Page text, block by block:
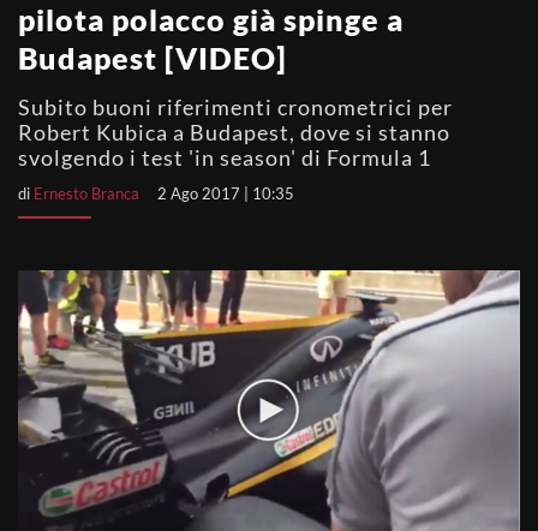
pilota polacco già spinge a
Budapest [VIDEO]
Subito buoni riferimenti cronometrici per
Robert Kubica a Budapest, dove si stanno
svolgendo i test 'in season' di Formula 1
di Ernesto Branca 2 Ago 2017 | 10:35